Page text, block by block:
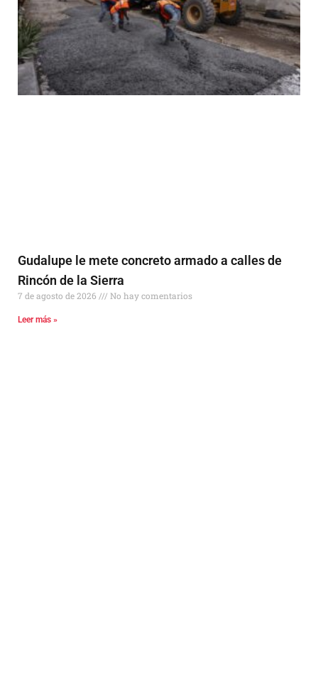
Gudalupe le mete concreto armado a calles de
Rincón de la Sierra
7 de agosto de 2026 No hay comentarios
Leer más »